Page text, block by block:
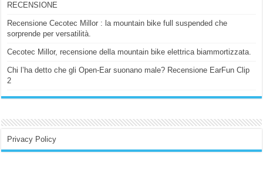
RECENSIONE
Recensione Cecotec Millor : la mountain bike full suspended che
sorprende per versatilità.
Cecotec Millor, recensione della mountain bike elettrica biammortizzata.
Chi l’ha detto che gli Open-Ear suonano male? Recensione EarFun Clip
2
Privacy Policy